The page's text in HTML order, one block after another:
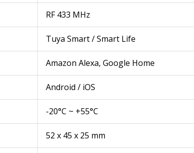
RF 433 MHz
Tuya Smart / Smart Life
Amazon Alexa, Google Home
Android / iOS
-20°C ~ +55°C
52 x 45 x 25 mm